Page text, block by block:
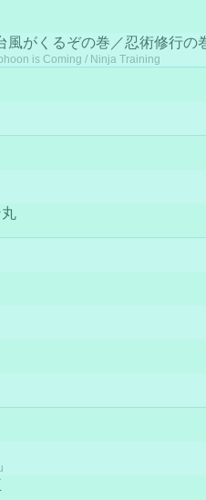
風がくるぞの巻／忍術修行の
is Coming / Ninja Training